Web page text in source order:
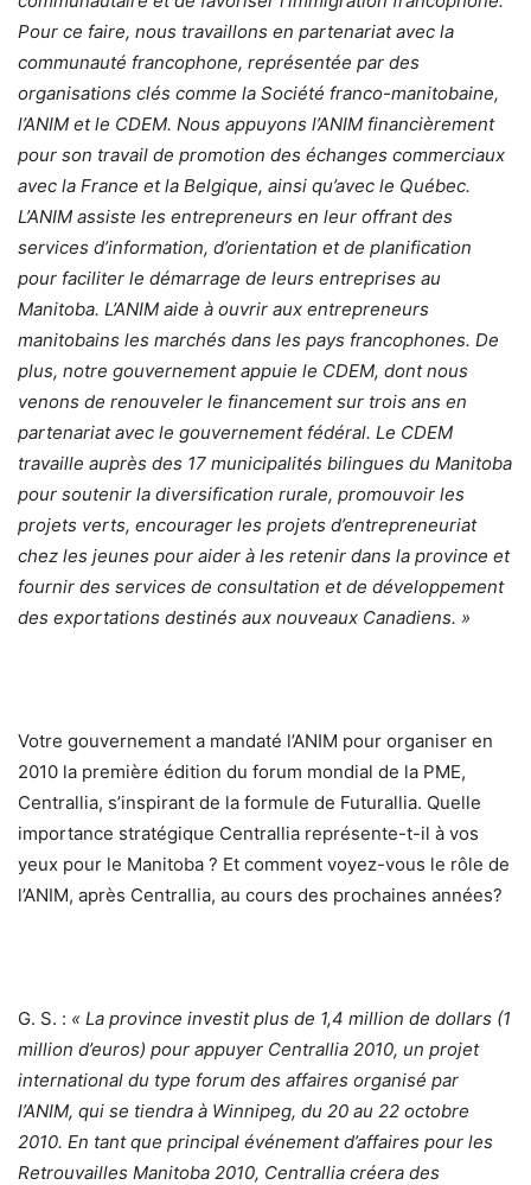
Pour ce faire, nous travaillons en partenariat avec la
communauté francophone, représentée par des
organisations clés comme la Société franco-manitobaine,
l’ANIM et le CDEM. Nous appuyons l’ANIM financièrement
pour son travail de promotion des échanges commerciaux
avec la France et la Belgique, ainsi qu’avec le Québec.
L’ANIM assiste les entrepreneurs en leur offrant des
services d’information, d’orientation et de planification
pour faciliter le démarrage de leurs entreprises au
Manitoba. L’ANIM aide à ouvrir aux entrepreneurs
manitobains les marchés dans les pays francophones. De
plus, notre gouvernement appuie le CDEM, dont nous
venons de renouveler le financement sur trois ans en
partenariat avec le gouvernement fédéral. Le CDEM
travaille auprès des 17 municipalités bilingues du Manitoba
pour soutenir la diversification rurale, promouvoir les
projets verts, encourager les projets d’entrepreneuriat
chez les jeunes pour aider à les retenir dans la province et
fournir des services de consultation et de développement
des exportations destinés aux nouveaux Canadiens. »
Votre gouvernement a mandaté l’ANIM pour organiser en
2010 la première édition du forum mondial de la PME,
Centrallia, s’inspirant de la formule de Futurallia. Quelle
importance stratégique Centrallia représente-t-il à vos
yeux pour le Manitoba ? Et comment voyez-vous le rôle de
l’ANIM, après Centrallia, au cours des prochaines années?
G. S. : « La province investit plus de 1,4 million de dollars (1
million d’euros) pour appuyer Centrallia 2010, un projet
international du type forum des affaires organisé par
l’ANIM, qui se tiendra à Winnipeg, du 20 au 22 octobre
2010. En tant que principal événement d’affaires pour les
Retrouvailles Manitoba 2010, Centrallia créera des